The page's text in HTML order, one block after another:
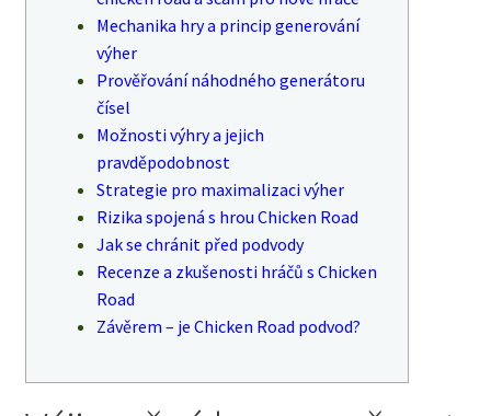
Mechanika hry a princip generování
výher
Prověřování náhodného generátoru
čísel
Možnosti výhry a jejich
pravděpodobnost
Strategie pro maximalizaci výher
Rizika spojená s hrou Chicken Road
Jak se chránit před podvody
Recenze a zkušenosti hráčů s Chicken
Road
Závěrem – je Chicken Road podvod?